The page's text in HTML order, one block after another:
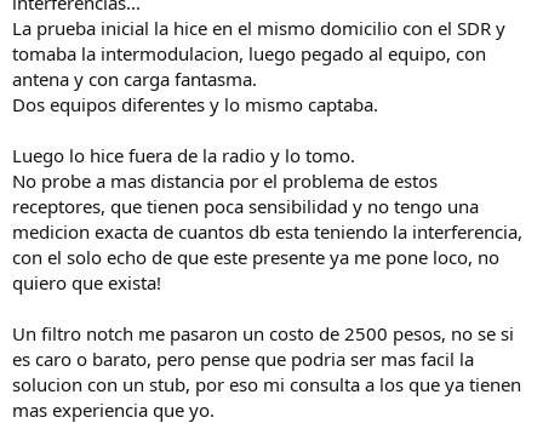
La prueba inicial la hice en el mismo domicilio con el SDR y
tomaba la intermodulacion, luego pegado al equipo, con
antena y con carga fantasma.
Dos equipos diferentes y lo mismo captaba.
Luego lo hice fuera de la radio y lo tomo.
No probe a mas distancia por el problema de estos
receptores, que tienen poca sensibilidad y no tengo una
medicion exacta de cuantos db esta teniendo la interferencia,
con el solo echo de que este presente ya me pone loco, no
quiero que exista!
Un filtro notch me pasaron un costo de 2500 pesos, no se si
es caro o barato, pero pense que podria ser mas facil la
solucion con un stub, por eso mi consulta a los que ya tienen
mas experiencia que yo.